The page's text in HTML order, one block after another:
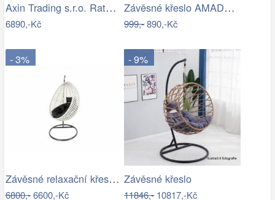
Axin Trading s.r.o. Ratanové houpací…
6890,-Kč
Závěsné křeslo AMADO 2 NEW Tempo Kondela
999,-890,-Kč
- 3%
Závěsné relaxační křeslo CANDY
6800,-6600,-Kč
- 9%
Závěsné křeslo
11846,-10817,-Kč